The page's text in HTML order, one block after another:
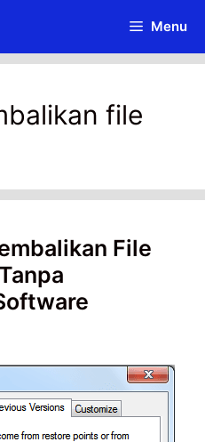
Menu
file
File